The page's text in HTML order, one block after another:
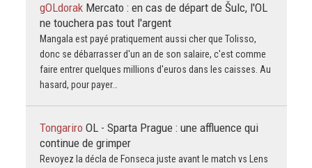
gOLdorak Mercato : en cas de départ de Šulc, l'OL
ne touchera pas tout l'argent
Mangala est payé pratiquement aussi cher que Tolisso,
donc se débarrasser d'un an de son salaire, c'est comme
faire entrer quelques millions d'euros dans les caisses. Au
hasard, pour payer…
Tongariro OL - Sparta Prague : une affluence qui
continue de grimper
Revoyez la décla de Fonseca juste avant le match vs Lens